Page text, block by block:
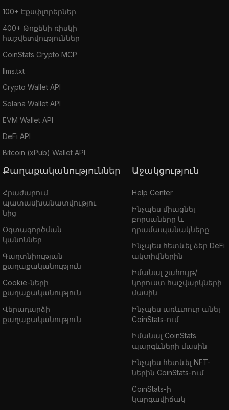
100+ Էքսփլորերներ
400+ Թոքենի ռիսկի
հաշվետվություններ
CoinStats Crypto MCP
llms.txt
Crypto Wallet API
Solana Wallet API
EVM Wallet API
DeFi API
Bitcoin (xPub) Wallet API
Քաղաքականություններ
Հրաժարում
պատասխանատվությու
նից
Օգտագործման
կանոններ
Գաղտնիության
քաղաքականություն
Cookie-ների
քաղաքականություն
Վերադարձի
քաղաքականություն
Աջակցություն
Help Center
Ինչպես միացնել
բորսաները և
դրամապանակները
Ինչպես հետևել ձեր DeFi
ակտիվներին
Իմանալ շահույթ/
կորուստ հաշվարկների
մասին
Ինչպես առևտուր անել
CoinStats-ում
Իմանալ CoinStats
պարգևների մասին
Ինչպես հետևել NFT-
ներին CoinStats-ում
CoinStats-ի
կարգավիճակ